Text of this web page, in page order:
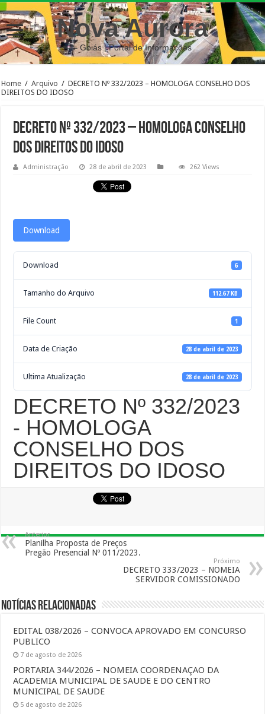
Nova Aurora
– Goiás | Portal de Informações
Home / Arquivo / DECRETO Nº 332/2023 – HOMOLOGA CONSELHO DOS
DIREITOS DO IDOSO
DECRETO Nº 332/2023 – HOMOLOGA CONSELHO
DOS DIREITOS DO IDOSO
Administração 28 de abril de 2023 262 Views
Download
Download 6
Tamanho do Arquivo 112.67 KB
File Count 1
Data de Criação 28 de abril de 2023
Ultima Atualização 28 de abril de 2023
DECRETO Nº 332/2023
- HOMOLOGA
CONSELHO DOS
DIREITOS DO IDOSO
Anterior
Planilha Proposta de Preços
Pregão Presencial Nº 011/2023.
Próximo
DECRETO 333/2023 – NOMEIA
SERVIDOR COMISSIONADO
Notícias Relacionadas
EDITAL 038/2026 – CONVOCA APROVADO EM CONCURSO
PUBLICO
7 de agosto de 2026
PORTARIA 344/2026 – NOMEIA COORDENAÇAO DA
ACADEMIA MUNICIPAL DE SAUDE E DO CENTRO
MUNICIPAL DE SAUDE
5 de agosto de 2026